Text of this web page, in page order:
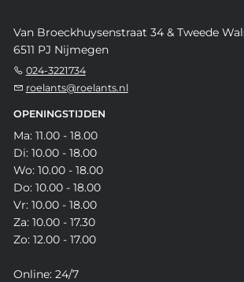
Van Broeckhuysenstraat 34 & Tweede
6511 PJ Nijmegen
024-3221734
roelants@roelants.nl
OPENINGSTIJDEN
Ma: 11.00 - 18.00
Di: 10.00 - 18.00
Wo: 10.00 - 18.00
Do: 10.00 - 18.00
Vr: 10.00 - 18.00
Za: 10.00 - 17.30
Zo: 12.00 - 17.00
Online: 24/7